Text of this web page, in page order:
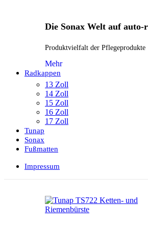
Die Sonax Welt auf auto-
Produktvielfalt der Pflegeprodukte
Mehr
Radkappen
13 Zoll
14 Zoll
15 Zoll
16 Zoll
17 Zoll
Tunap
Sonax
Fußmatten
Impressum